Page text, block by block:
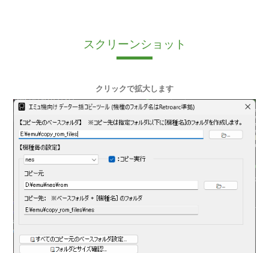
スクリーンショット
クリックで拡大します